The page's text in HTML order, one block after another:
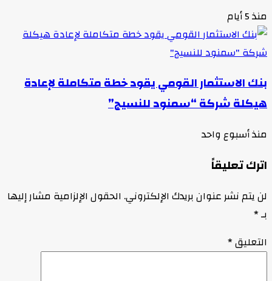
منذ 5 أيام
بنك الاستثمار القومي يقود خطة متكاملة لإعادة
هيكلة شركة “سمنود للنسيج”
منذ أسبوع واحد
اترك تعليقاً
لن يتم نشر عنوان بريدك الإلكتروني. الحقول الإلزامية مشار إليها
بـ*
التعليق*